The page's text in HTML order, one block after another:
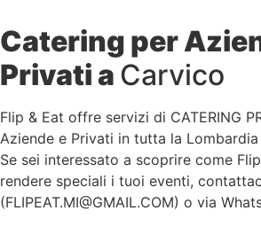
Catering per
Privati a Carvico
Flip & Eat offre servizi di CATERING
Aziende e Privati in tutta la Lombardia
Se sei interessato a scoprire come
rendere speciali i tuoi eventi,
(FLIPEAT.MI@GMAIL.COM) o via